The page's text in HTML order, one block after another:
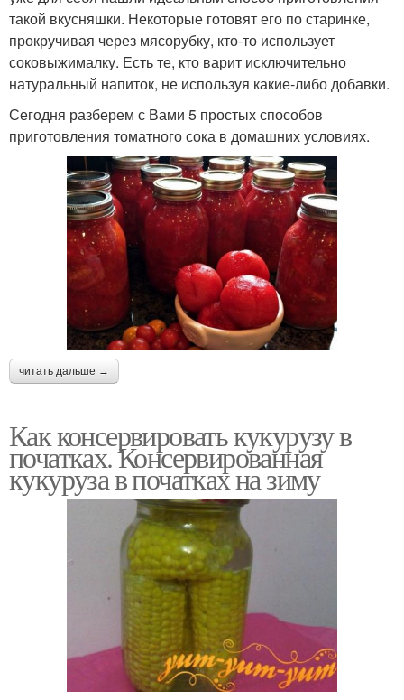
такой вкусняшки. Некоторые готовят его по старинке,
прокручивая через мясорубку, кто-то использует
соковыжималку. Есть те, кто варит исключительно
натуральный напиток, не используя какие-либо добавки.
Сегодня разберем с Вами 5 простых способов
приготовления томатного сока в домашних условиях.
читать дальше →
Как консервировать кукурузу в
початках. Консервированная
кукуруза в початках на зиму